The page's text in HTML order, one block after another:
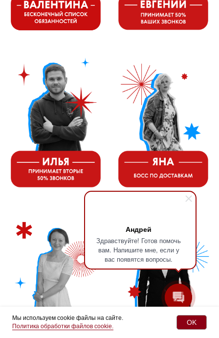
Андрей
Здравствуйте! Готов помочь
вам. Напишите мне, если у
вас появятся вопросы.
Разработка сайта - Ильшат
Сахапов
Политика конфиденциальности
Все права защищены 2026
®
Hello@mieles.ru
К/с 30101810845250000999
БИК 044525999
*Instagram принадлежит компании Meta,
признанной экстремистской организацией и
запрещенной в РФ
Мы используем cookie файлы на сайте.
Политика обработки файлов cookie.
OK